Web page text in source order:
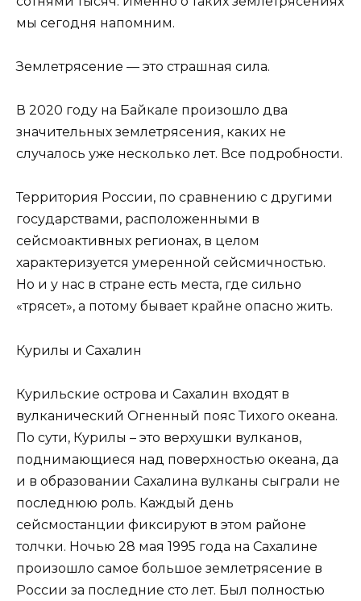
мы сегодня напомним.
Землетрясение — это страшная сила.
В 2020 году на Байкале произошло два
значительных землетрясения, каких не
случалось уже несколько лет. Все подробности.
Территория России, по сравнению с другими
государствами, расположенными в
сейсмоактивных регионах, в целом
характеризуется умеренной сейсмичностью.
Но и у нас в стране есть места, где сильно
«трясет», а потому бывает крайне опасно жить.
Курилы и Сахалин
Курильские острова и Сахалин входят в
вулканический Огненный пояс Тихого океана.
По сути, Курилы – это верхушки вулканов,
поднимающиеся над поверхностью океана, да
и в образовании Сахалина вулканы сыграли не
последнюю роль. Каждый день
сейсмостанции фиксируют в этом районе
толчки. Ночью 28 мая 1995 года на Сахалине
произошло самое большое землетрясение в
России за последние сто лет. Был полностью